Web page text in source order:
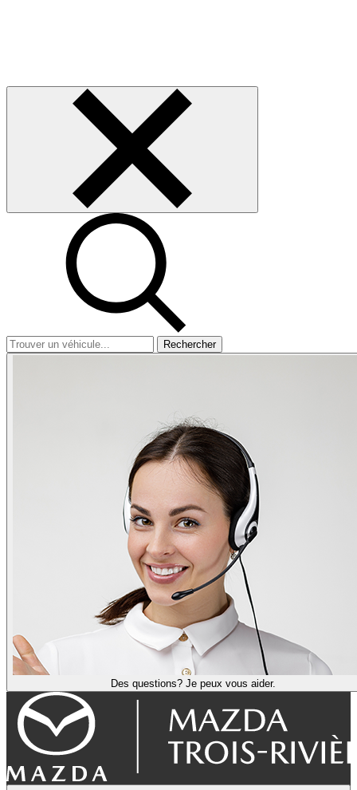
Rechercher
Des questions? Je peux vous aider.